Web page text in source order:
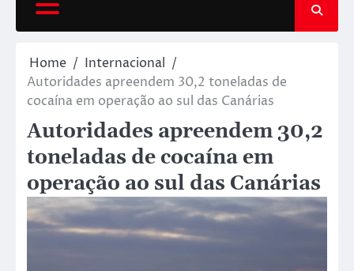
Home
Internacional
Autoridades apreendem 30,2 toneladas de
cocaína em operação ao sul das Canárias
Autoridades apreendem 30,2
toneladas de cocaína em
operação ao sul das Canárias